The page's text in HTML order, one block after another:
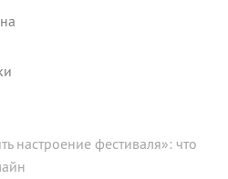
настроение фестиваля»: что